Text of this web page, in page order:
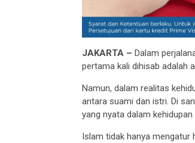
JAKARTA – Dalam
pertama kali dihisab adalah
Namun, dalam realitas
antara suami dan istri. Di
yang nyata dalam
Islam tidak hanya mengatur